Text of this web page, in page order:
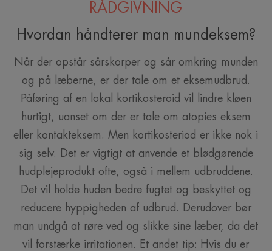
RÅDGIVNING
Hvordan håndterer man mundeksem?
Når der opstår sårskorper og sår omkring munden
og på læberne, er der tale om et eksemudbrud.
Påføring af en lokal kortikosteroid vil lindre kløen
hurtigt, uanset om der er tale om atopies eksem
eller kontakteksem. Men kortikosteriod er ikke nok i
sig selv. Det er vigtigt at anvende et blødgørende
hudplejeprodukt ofte, også i mellem udbruddene.
Det vil holde huden bedre fugtet og beskyttet og
reducere hyppigheden af udbrud. Derudover bør
man undgå at røre ved og slikke sine læber, da det
vil forstærke irritationen. Et andet tip: Hvis du er